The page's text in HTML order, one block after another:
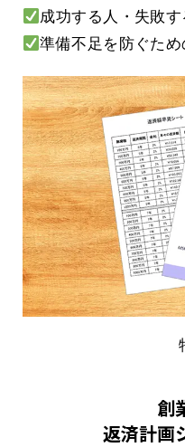
成功する人・失敗
準備不足を防ぐため
創
返済計画